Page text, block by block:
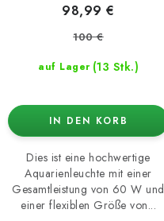
auf Lager (13 Stk.)
98,99 €
100 €
IN DEN KORB
Dies ist eine hochwertige
Aquarienleuchte mit einer
Gesamtleistung von 60 W und
einer flexiblen Größe von...